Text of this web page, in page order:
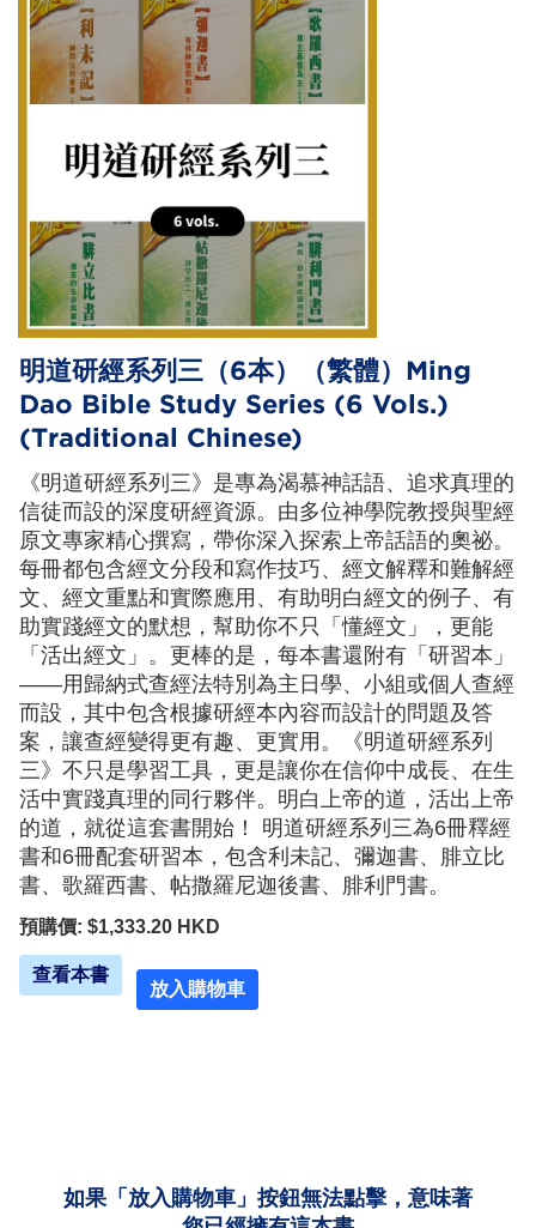
明道研經系列三（6本）（繁體）Ming
Dao Bible Study Series (6 Vols.)
(Traditional Chinese)
《明道研經系列三》是專為渴慕神話語、追求真理的
信徒而設的深度研經資源。由多位神學院教授與聖經
原文專家精心撰寫，帶你深入探索上帝話語的奧祕。
每冊都包含經文分段和寫作技巧、經文解釋和難解經
文、經文重點和實際應用、有助明白經文的例子、有
助實踐經文的默想，幫助你不只「懂經文」，更能
「活出經文」。更棒的是，每本書還附有「研習本」
——用歸納式查經法特別為主日學、小組或個人查經
而設，其中包含根據研經本內容而設計的問題及答
案，讓查經變得更有趣、更實用。《明道研經系列
三》不只是學習工具，更是讓你在信仰中成長、在生
活中實踐真理的同行夥伴。明白上帝的道，活出上帝
的道，就從這套書開始！ 明道研經系列三為6冊釋經
書和6冊配套研習本，包含利未記、彌迦書、腓立比
書、歌羅西書、帖撒羅尼迦後書、腓利門書。
預購價: $1,333.20 HKD
查看本書
放入購物車
如果「放入購物車」按鈕無法點擊，意味著